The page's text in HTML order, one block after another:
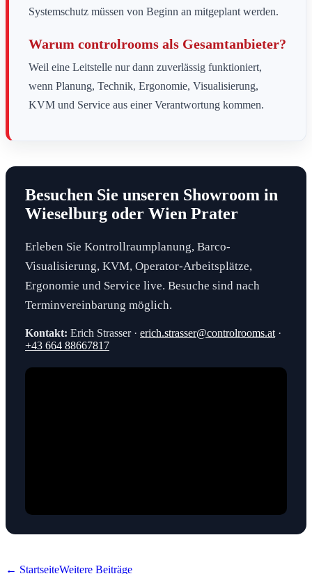
Systemschutz müssen von Beginn an mitgeplant werden.
Warum controlrooms als Gesamtanbieter?
Weil eine Leitstelle nur dann zuverlässig funktioniert,
wenn Planung, Technik, Ergonomie, Visualisierung,
KVM und Service aus einer Verantwortung kommen.
Besuchen Sie unseren Showroom in
Wieselburg oder Wien Prater
Erleben Sie Kontrollraumplanung, Barco-
Visualisierung, KVM, Operator-Arbeitsplätze,
Ergonomie und Service live. Besuche sind nach
Terminvereinbarung möglich.
Kontakt: Erich Strasser · erich.strasser@controlrooms.at ·
+43 664 88667817
← StartseiteWeitere Beiträge